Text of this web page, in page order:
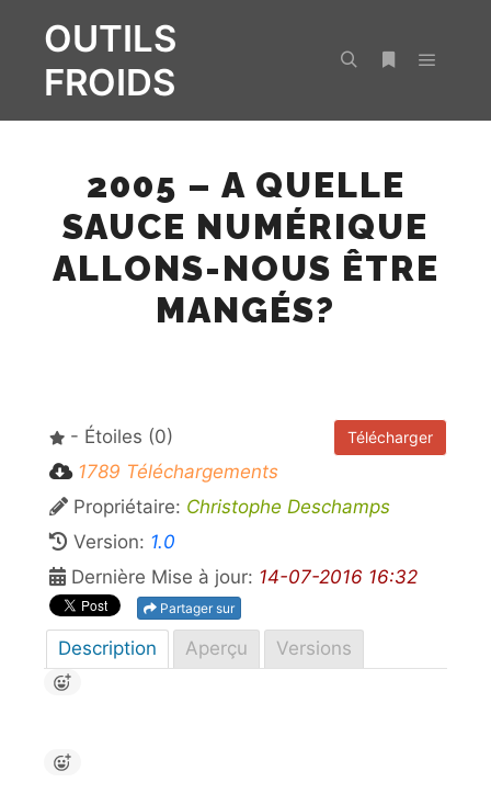
OUTILS
FROIDS
2005 – A QUELLE
SAUCE NUMÉRIQUE
ALLONS-NOUS ÊTRE
MANGÉS?
Télécharger
- Étoiles (0)
1789 Téléchargements
Propriétaire: Christophe Deschamps
Version: 1.0
Dernière Mise à jour: 14-07-2016 16:32
Partager sur
Description Aperçu Versions